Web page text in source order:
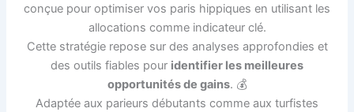
conçue pour optimiser vos paris hippiques en utilisant les
allocations comme indicateur clé.
Cette stratégie repose sur des analyses approfondies et
des outils fiables pour identifier les meilleures
opportunités de gains. 💰
Adaptée aux parieurs débutants comme aux turfistes